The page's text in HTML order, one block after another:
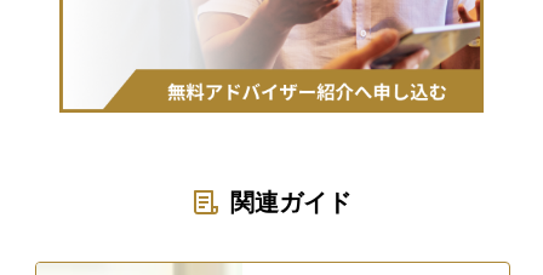
関連ガイド